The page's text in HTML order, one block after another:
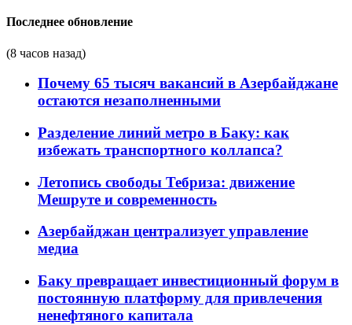
Последнее обновление
(8 часов назад)
Почему 65 тысяч вакансий в Азербайджане
остаются незаполненными
Разделение линий метро в Баку: как
избежать транспортного коллапса?
Летопись свободы Тебриза: движение
Мешруте и современность
Азербайджан централизует управление
медиа
Баку превращает инвестиционный форум в
постоянную платформу для привлечения
ненефтяного капитала